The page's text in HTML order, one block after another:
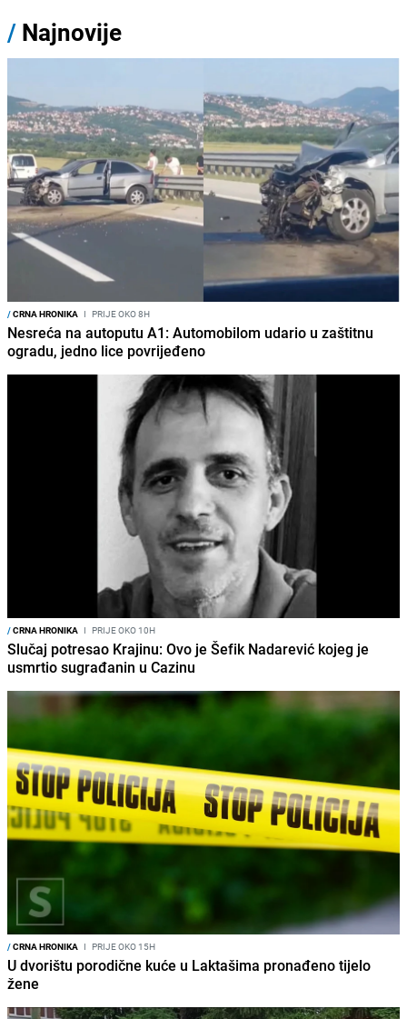
/ Najnovije
/CRNA HRONIKA I PRIJE OKO 8H
Nesreća na autoputu A1: Automobilom udario u zaštitnu
ogradu, jedno lice povrijeđeno
/CRNA HRONIKA I PRIJE OKO 10H
Slučaj potresao Krajinu: Ovo je Šefik Nadarević kojeg je
usmrtio sugrađanin u Cazinu
/CRNA HRONIKA I PRIJE OKO 15H
U dvorištu porodične kuće u Laktašima pronađeno tijelo
žene